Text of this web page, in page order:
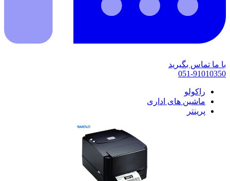
با ما تماس بگیرید
051-91010350
راکولو
ماشین های اداری
پرینتر